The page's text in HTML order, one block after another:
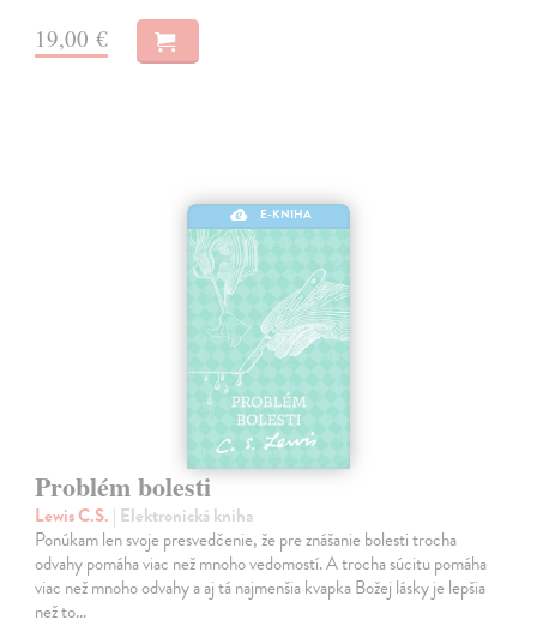
19,00 €
E-KNIHA
Problém bolesti
Lewis C.S. | Elektronická kniha
Ponúkam len svoje presvedčenie, že pre znášanie bolesti trocha
odvahy pomáha viac než mnoho vedomostí. A trocha súcitu pomáha
viac než mnoho odvahy a aj tá najmenšia kvapka Božej lásky je lepšia
než to…